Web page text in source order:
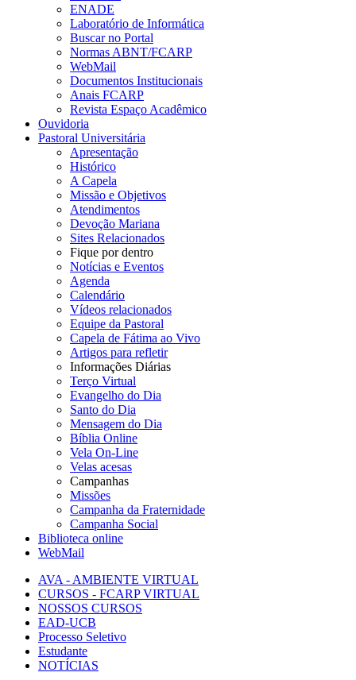
ENADE
Laboratório de Informática
Buscar no Portal
Normas ABNT/FCARP
WebMail
Documentos Institucionais
Anais FCARP
Revista Espaço Acadêmico
Ouvidoria
Pastoral Universitária
Apresentação
Histórico
A Capela
Missão e Objetivos
Atendimentos
Devoção Mariana
Sites Relacionados
Fique por dentro
Notícias e Eventos
Agenda
Calendário
Vídeos relacionados
Equipe da Pastoral
Capela de Fátima ao Vivo
Artigos para refletir
Informações Diárias
Terço Virtual
Evangelho do Dia
Santo do Dia
Mensagem do Dia
Bíblia Online
Vela On-Line
Velas acesas
Campanhas
Missões
Campanha da Fraternidade
Campanha Social
Biblioteca online
WebMail
AVA - AMBIENTE VIRTUAL
CURSOS - FCARP VIRTUAL
NOSSOS CURSOS
EAD-UCB
Processo Seletivo
Estudante
NOTÍCIAS